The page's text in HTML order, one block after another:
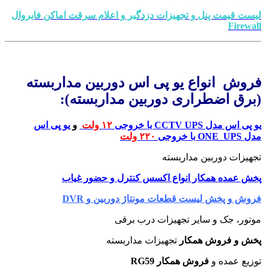
لیست قیمت پنل و تجهیزات دزدگیر و اعلام سرقت اماکن فایروال
Firewall
فروش انواع یو پی اس دوربین مداربسته
(برق اضطراری دوربین مداربسته):
یو پی اس مدل CC TV UPS با خروجی ۱۲ ولت و یو پی اس
مدل ONE_UPS با خروجی
۲۲۰ ولت
تجهیزات دوربین مداربسته
پخش عمده همکار انواع اکسس کنترل و حضور غیاب
فروش و پخش لیست قطعات مونتاژ دوربین و DVR
موتور، جک و سایر تجهیزات درب برقی
پخش و فروش همکار تجهیزات مداربسته
توزیع عمده و فروش همکار RG59